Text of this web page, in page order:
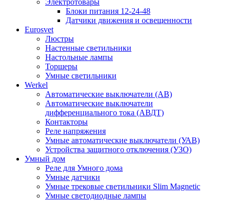
Электротовары
Блоки питания 12-24-48
Датчики движения и освещенности
Eurosvet
Люстры
Настенные светильники
Настольные лампы
Торшеры
Умные светильники
Werkel
Автоматические выключатели (АВ)
Автоматические выключатели
дифференциального тока (АВДТ)
Контакторы
Реле напряжения
Умные автоматические выключатели (УАВ)
Устройства защитного отключения (УЗО)
Умный дом
Реле для Умного дома
Умные датчики
Умные трековые светильники Slim Magnetic
Умные светодиодные лампы